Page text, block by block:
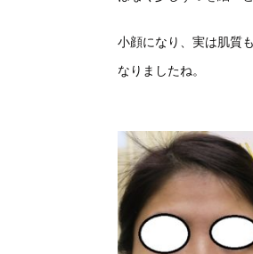
小顔になり、実は肌質
なりましたね。